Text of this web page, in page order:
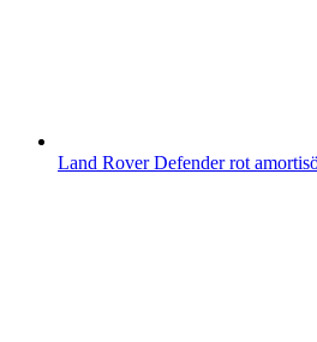
Land Rover Defender rot